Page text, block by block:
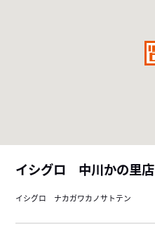
イシグロ 中川かの里店
イシグロ ナカガワカノサトテン